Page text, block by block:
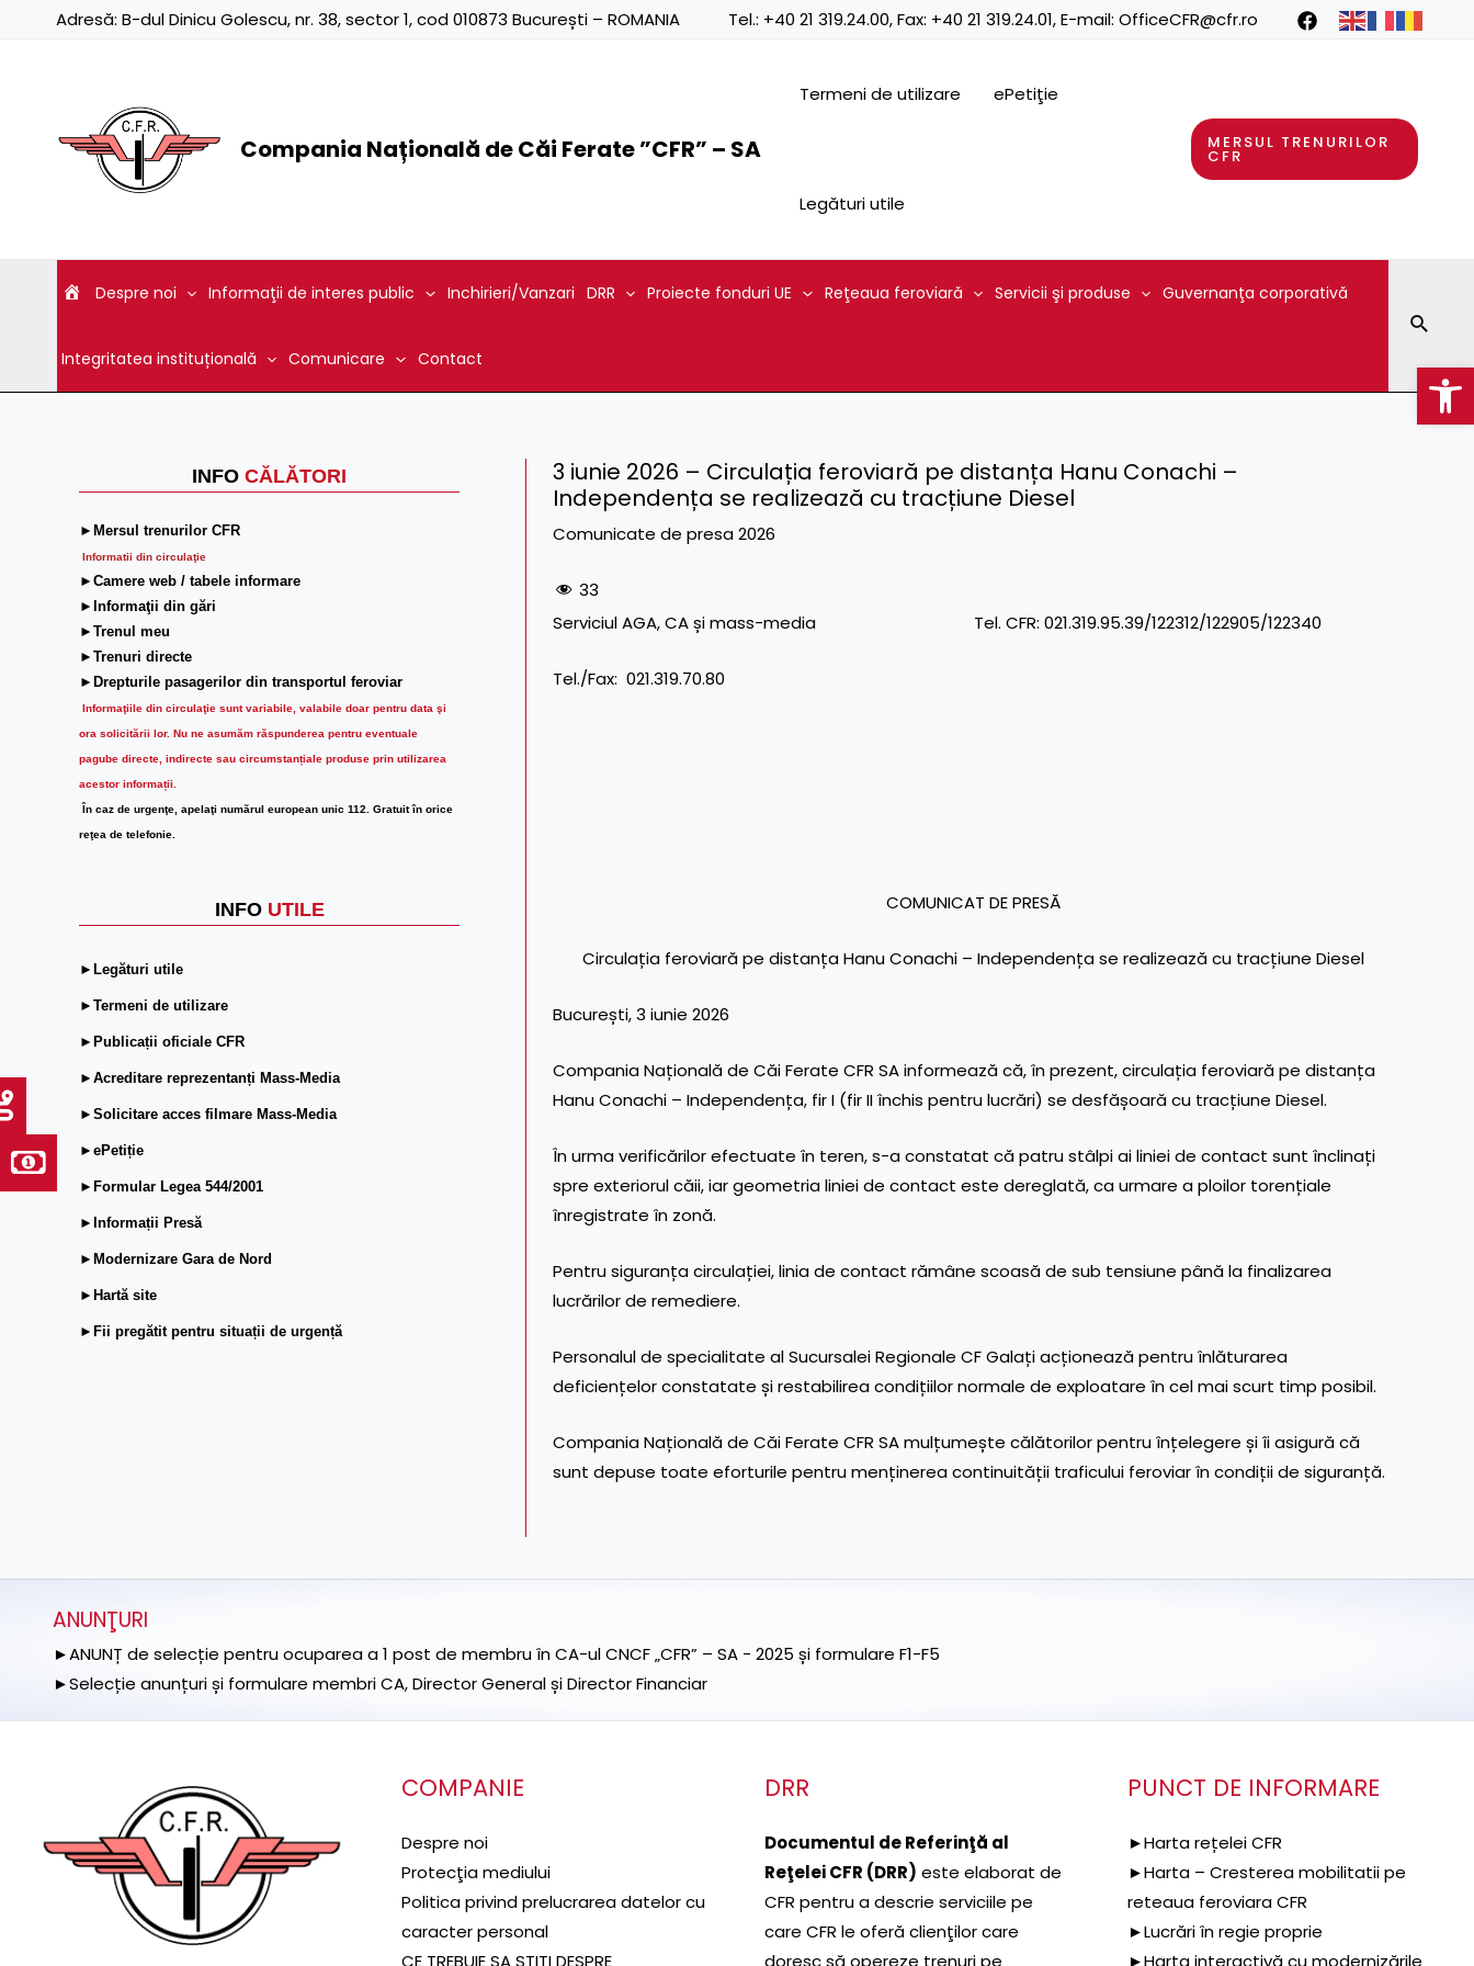
Adresă: B-dul Dinicu Golescu, nr. 38, sector 1, cod 010873 București – ROMANIA Tel.: +40 21 319.24.00, Fax: +40 21 319.24.01, E-mail: OfficeCFR@cfr.ro
Compania Națională de Căi Ferate ”CFR” – SA
Termeni de utilizare ePetiţie
Legături utile
MERSUL TRENURILOR
CFR
Despre noi Informaţii de interes public Inchirieri/Vanzari DRR Proiecte fonduri UE Reţeaua feroviară Servicii şi produse Guvernanţa corporativă
Integritatea instituțională Comunicare Contact
INFO CĂLĂTORI
►Mersul trenurilor CFR
Informatii din circulaţie
►Camere web / tabele informare
►Informaţii din gări
►Trenul meu
►Trenuri directe
►Drepturile pasagerilor din transportul feroviar
Informaţiile din circulaţie sunt variabile, valabile doar pentru data şi
ora solicitării lor. Nu ne asumăm răspunderea pentru eventuale
pagube directe, indirecte sau circumstanțiale produse prin utilizarea
acestor informații.
În caz de urgenţe, apelaţi numărul european unic 112. Gratuit în orice
reţea de telefonie.
INFO UTILE
►Legături utile
►Termeni de utilizare
►Publicații oficiale CFR
►Acreditare reprezentanți Mass-Media
►Solicitare acces filmare Mass-Media
►ePetiție
►Formular Legea 544/2001
►Informații Presă
►Modernizare Gara de Nord
►Hartă site
►Fii pregătit pentru situații de urgență
3 iunie 2026 – Circulația feroviară pe distanța Hanu Conachi –
Independența se realizează cu tracțiune Diesel
Comunicate de presa 2026
33
Serviciul AGA, CA și mass-media Tel. CFR: 021.319.95.39/122312/122905/122340
Tel./Fax: 021.319.70.80
COMUNICAT DE PRESĂ
Circulația feroviară pe distanța Hanu Conachi – Independența se realizează cu tracțiune Diesel
București, 3 iunie 2026
Compania Națională de Căi Ferate CFR SA informează că, în prezent, circulația feroviară pe distanța
Hanu Conachi – Independența, fir I (fir II închis pentru lucrări) se desfășoară cu tracțiune Diesel.
În urma verificărilor efectuate în teren, s-a constatat că patru stâlpi ai liniei de contact sunt înclinați
spre exteriorul căii, iar geometria liniei de contact este dereglată, ca urmare a ploilor torențiale
înregistrate în zonă.
Pentru siguranța circulației, linia de contact rămâne scoasă de sub tensiune până la finalizarea
lucrărilor de remediere.
Personalul de specialitate al Sucursalei Regionale CF Galați acționează pentru înlăturarea
deficiențelor constatate și restabilirea condițiilor normale de exploatare în cel mai scurt timp posibil.
Compania Națională de Căi Ferate CFR SA mulțumește călătorilor pentru înțelegere și îi asigură că
sunt depuse toate eforturile pentru menținerea continuității traficului feroviar în condiții de siguranță.
ANUNŢURI
►ANUNȚ de selecție pentru ocuparea a 1 post de membru în CA-ul CNCF „CFR” – SA - 2025 și formulare F1-F5
►Selecție anunțuri și formulare membri CA, Director General și Director Financiar
COMPANIE
Despre noi
Protecţia mediului
Politica privind prelucrarea datelor cu
caracter personal
CE TREBUIE SA STITI DESPRE
DRR
Documentul de Referinţă al
Reţelei CFR (DRR) este elaborat de
CFR pentru a descrie serviciile pe
care CFR le oferă clienţilor care
doresc să opereze trenuri pe
PUNCT DE INFORMARE
►Harta rețelei CFR
►Harta – Cresterea mobilitatii pe
reteaua feroviara CFR
►Lucrări în regie proprie
►Harta interactivă cu modernizările